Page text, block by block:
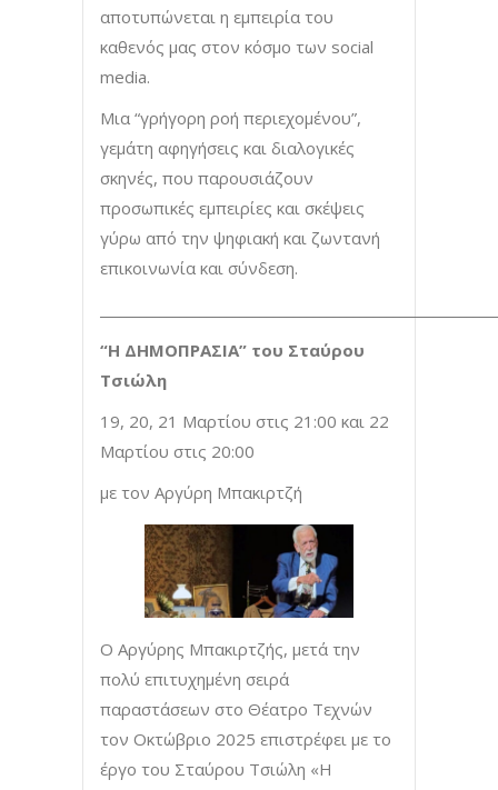
αποτυπώνεται η εμπειρία του
καθενός μας στον κόσμο των social
media.
Μια “γρήγορη ροή περιεχομένου”,
γεμάτη αφηγήσεις και διαλογικές
σκηνές, που παρουσιάζουν
προσωπικές εμπειρίες και σκέψεις
γύρω από την ψηφιακή και ζωντανή
επικοινωνία και σύνδεση.
“Η ΔΗΜΟΠΡΑΣΙΑ” του Σταύρου
Τσιώλη
19, 20, 21 Μαρτίου στις 21:00 και 22
Μαρτίου στις 20:00
με τον Αργύρη Μπακιρτζή
Ο Αργύρης Μπακιρτζής, μετά την
πολύ επιτυχημένη σειρά
παραστάσεων στο Θέατρο Τεχνών
τον Οκτώβριο 2025 επιστρέφει με το
έργο του Σταύρου Τσιώλη «Η